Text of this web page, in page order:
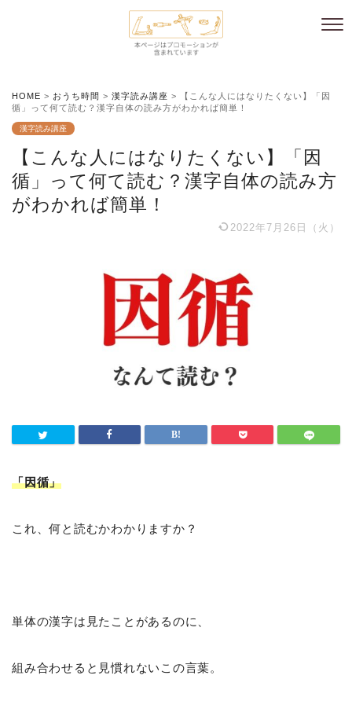
HOME > おうち時間 > 漢字読み講座 >
【こんな人にはなりたくない】「因
循」って何て読む？漢字自体の読み方がわかれば簡単！
漢字読み講座
【こんな人にはなりたくない】「因
循」って何て読む？漢字自体の読み方
がわかれば簡単！
2022年7月26日（火）
「因循」
これ、何と読むかわかりますか？
単体の漢字は見たことがあるのに、
組み合わせると見慣れないこの言葉。